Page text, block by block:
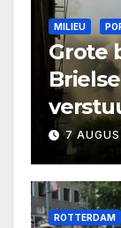
MILIEU
Grote
7
ROTTERDAM